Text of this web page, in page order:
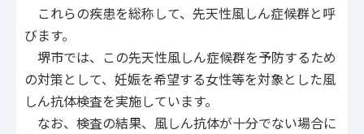
これらの疾患を総称して、先天性風しん症候群と呼
びます。
堺市では、この先天性風しん症候群を予防するため
の対策として、妊娠を希望する女性等を対象とした風
しん抗体検査を実施しています。
なお、検査の結果、風しん抗体が十分でない場合に